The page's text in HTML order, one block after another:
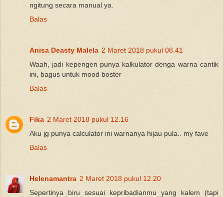
ngitung secara manual ya.
Balas
Anisa Deasty Malela 2 Maret 2018 pukul 08.41
Waah, jadi kepengen punya kalkulator denga warna cantik
ini, bagus untuk mood boster
Balas
Fika 2 Maret 2018 pukul 12.16
Aku jg punya calculator ini warnanya hijau pula.. my fave
Balas
Helenamantra 2 Maret 2018 pukul 12.20
Sepertinya biru sesuai kepribadianmu yang kalem (tapi